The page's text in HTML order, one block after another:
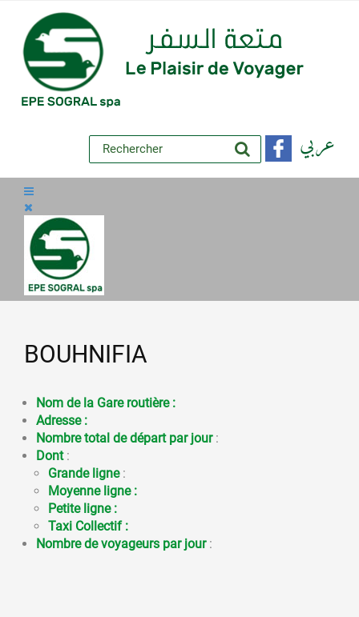
عربي
BOUHNIFIA
Nom de la Gare routière :
Adresse :
Nombre total de départ par jour:
Dont :
Grande ligne:
Moyenne ligne :
Petite ligne :
Taxi Collectif :
Nombre de voyageurs par jour :